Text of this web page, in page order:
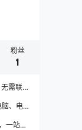
粉丝
1
需联
、电
一站式